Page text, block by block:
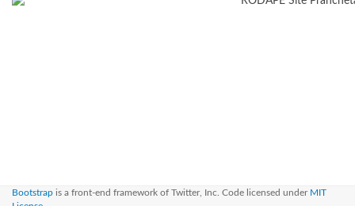
Bootstrap is a front-end framework of Twitter, Inc. Code licensed under MIT